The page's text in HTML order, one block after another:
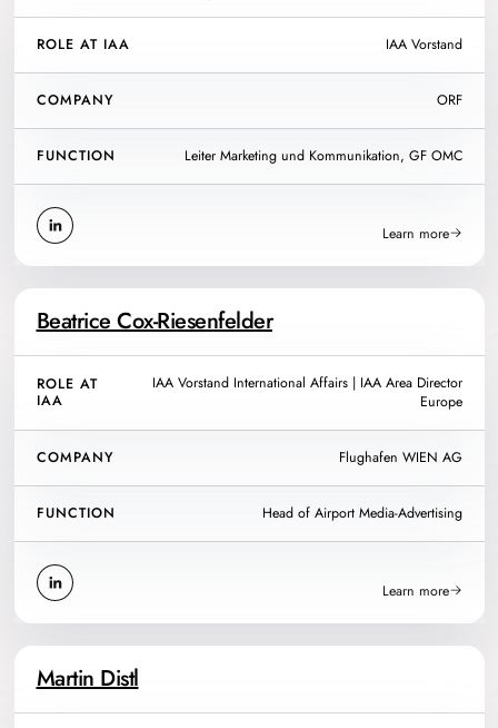
ROLE AT IAA IAA Vorstand
COMPANY ORF
FUNCTION Leiter Marketing und Kommunikation, GF OMC
Learn more
Beatrice Cox-Riesenfelder
ROLE AT
IAA
IAA Vorstand International Affairs | IAA Area Director
Europe
COMPANY Flughafen WIEN AG
FUNCTION Head of Airport Media-Advertising
Learn more
Martin Distl